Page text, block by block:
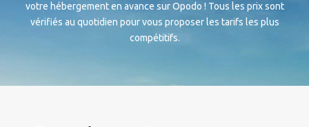
votre hébergement en avance sur Opodo ! Tous les prix sont
vérifiés au quotidien pour vous proposer les tarifs les plus
compétitifs.